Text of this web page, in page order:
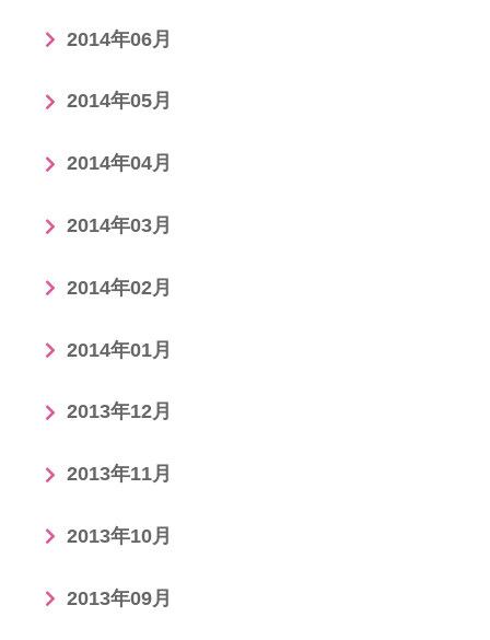
2014年06月
2014年05月
2014年04月
2014年03月
2014年02月
2014年01月
2013年12月
2013年11月
2013年10月
2013年09月